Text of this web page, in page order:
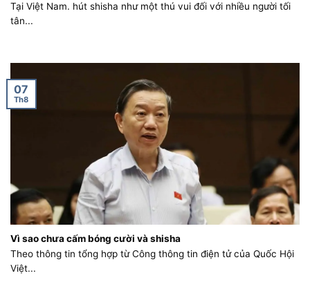
Tại Việt Nam. hút shisha như một thú vui đối với nhiều người tối
tân...
Vì sao chưa cấm bóng cười và shisha
Theo thông tin tổng hợp từ Công thông tin điện tử của Quốc Hội
Việt...
07
Th8